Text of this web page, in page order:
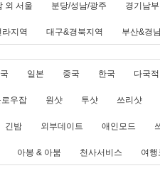
외 서울 분당/성남/광주 경기남부
지역 대구&경북지역 부산&경
일본 중국 한국 다국적
로우잡 원샷 투샷 쓰리샷
긴밤 외부데이트 애인모드
아봉 & 아붐 천사서비스 여행